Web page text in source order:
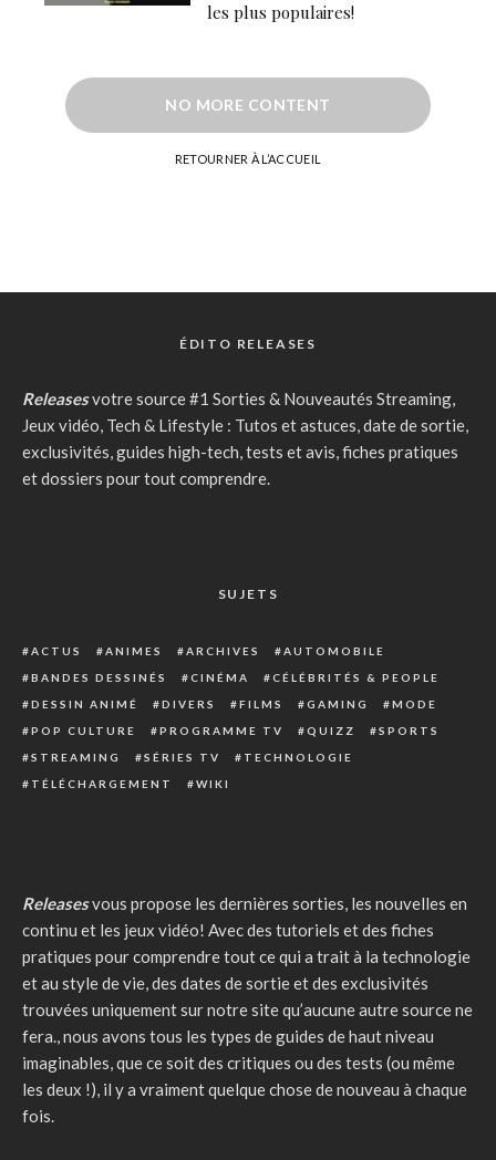
les plus populaires!
NO MORE CONTENT
RETOURNER À L’ACCUEIL
ÉDITO RELEASES
Releasesvotre source #1 Sorties & Nouveautés Streaming,
Jeux vidéo, Tech & Lifestyle : Tutos et astuces, date de sortie,
exclusivités, guides high-tech, tests et avis, fiches pratiques
et dossiers pour tout comprendre.
SUJETS
ACTUS ANIMES ARCHIVES
AUTOMOBILE
BANDES DESSINÉS
CINÉMA
CÉLÉBRITÉS & PEOPLE
DESSIN ANIMÉ
DIVERS FILMS GAMING
MODE
POP CULTURE
PROGRAMME TV QUIZZ
SPORTS
STREAMING
SÉRIES TV
TECHNOLOGIE
TÉLÉCHARGEMENT
WIKI
Releasesvous propose les dernières sorties, les nouvelles en
continu et les jeux vidéo! Avec des tutoriels et des fiches
pratiques pour comprendre tout ce qui a trait à la technologie
et au style de vie, des dates de sortie et des exclusivités
trouvées uniquement sur notre site qu’aucune autre source ne
fera., nous avons tous les types de guides de haut niveau
imaginables, que ce soit des critiques ou des tests (ou même
les deux !), il y a vraiment quelque chose de nouveau à chaque
fois.